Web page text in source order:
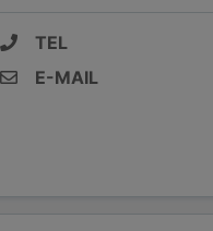
TEL
E-MAIL